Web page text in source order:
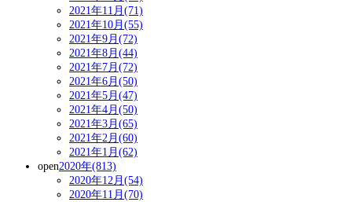
2021年11月(71)
2021年10月(55)
2021年9月(72)
2021年8月(44)
2021年7月(72)
2021年6月(50)
2021年5月(47)
2021年4月(50)
2021年3月(65)
2021年2月(60)
2021年1月(62)
open2020年(813)
2020年12月(54)
2020年11月(70)